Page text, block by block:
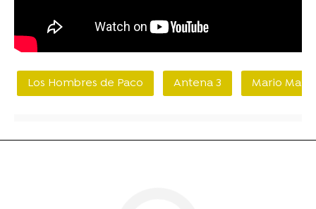
Los Hombres de Paco Antena 3 Mario